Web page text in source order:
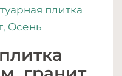
плитка
Осень